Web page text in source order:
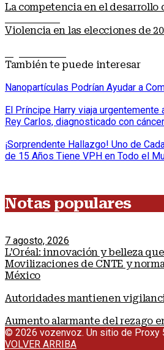
La competencia en el desarrollo
Violencia en las elecciones de
También te puede interesar
Nanopartículas Podrían Ayudar a
El Príncipe Harry viaja
Rey Carlos, diagnosticado con cáncer
¡Sorprendente Hallazgo! Uno de
de 15 Años Tiene VPH en Todo el
Notas populares
7 agosto, 2026
L’Oréal: innovación y belleza
Movilizaciones de CNTE y
México
Autoridades mantienen
Aumento alarmante del rezago
© 2026 vozenvoz. Un sitio de Proxy
VOLVER ARRIBA